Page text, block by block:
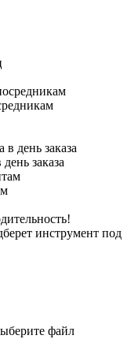
заказа
инструмент под
файл